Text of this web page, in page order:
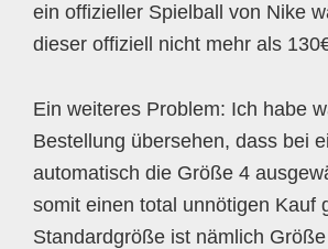
ein offizieller Spielball von Nike
dieser offiziell nicht mehr als
Ein weiteres Problem: Ich habe
Bestellung übersehen, dass bei
automatisch die Größe 4
somit einen total unnötigen Kauf
Standardgröße ist nämlich